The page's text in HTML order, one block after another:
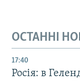
ОСТАННІ
17:40
Росія: в